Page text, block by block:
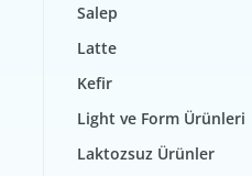
Salep
Latte
Kefir
Light ve Form Ürünleri
Laktozsuz Ürünler